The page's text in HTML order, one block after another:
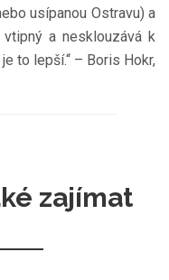
usípanou Ostravu) a
a nesklouzává k
to lepší.“ – Boris Hokr,
zajímat